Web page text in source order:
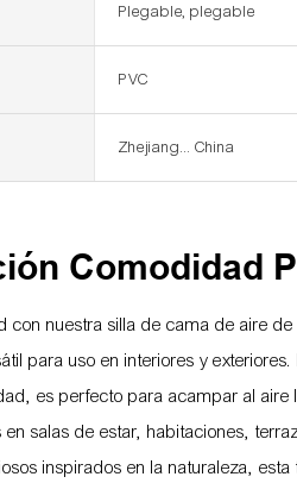
Plegable, plegable
PVC
Zhejiang... China
Comodidad
con nuestra silla de cama de aire de
para uso en interiores y
es perfecto para acampar al aire
salas de estar, habitaciones,
inspirados en la naturaleza,